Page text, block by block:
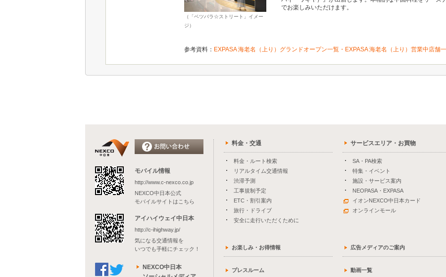
（「ベツバラ☆ストリート」イメー
ジ）
でお楽しみいただけます。
参考資料： EXPASA 海老名（上り）グランドオープン一覧・EXPASA 海老名（上り）営業中店舗
モバイル情報
http://www.c-nexco.co.jp
NEXCO中日本公式
モバイルサイトはこちら
アイハイウェイ中日本
http://c-ihighway.jp/
気になる交通情報を
いつでも手軽にチェック！
NEXCO中日本
料金・交通
料金・ルート検索
リアルタイム交通情報
渋滞予測
工事規制予定
ETC・割引案内
旅行・ドライブ
安全に走行いただくために
サービスエリア・お買物
SA・PA検索
特集・イベント
施設・サービス案内
NEOPASA・EXPASA
イオンNEXCO中日本カード
オンラインモール
お楽しみ・お得情報 広告メディアのご案内
プレスルーム 動画一覧